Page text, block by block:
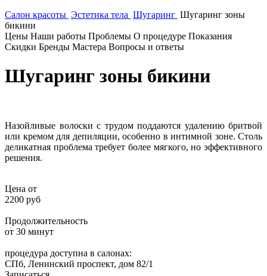
Салон красоты Эстетика тела Шугаринг Шугаринг зоны
бикини
Цены Наши работы Проблемы О процедуре Показания
Скидки Бренды Мастера Вопросы и ответы
Шугаринг зоны бикини
Назойливые волоски с трудом поддаются удалению бритвой
или кремом для депиляции, особенно в интимной зоне. Столь
деликатная проблема требует более мягкого, но эффективного
решения.
Цена от
2200 руб
Продолжительность
от 30 минут
процедура доступна в салонах:
СПб, Ленинский проспект, дом 82/1